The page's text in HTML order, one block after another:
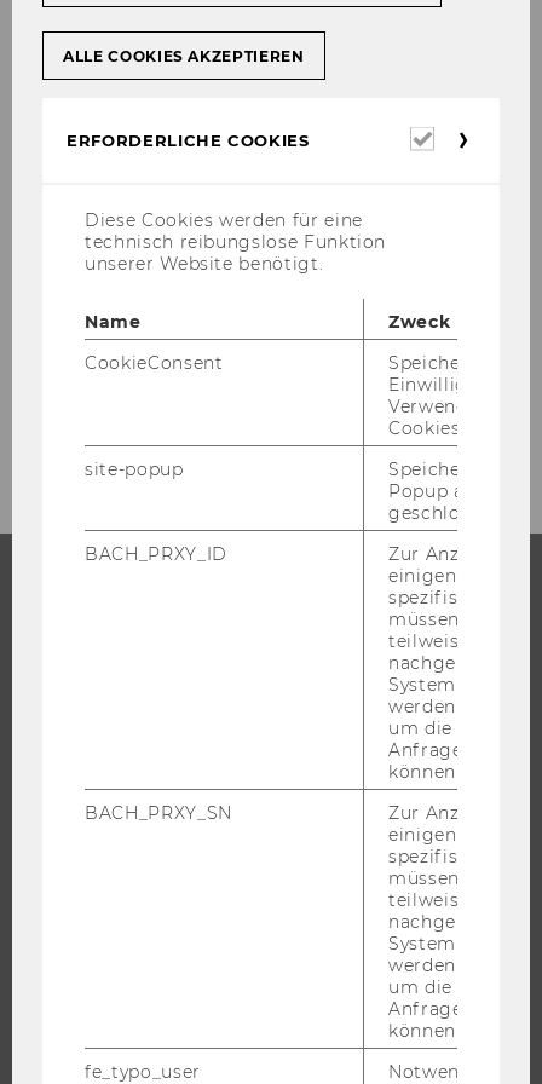
ex­pen­ditu­res and pay­roll dis­tri­bu­ti­on be­ne­fi­
ting more than one di­rect cost cen­ter are char­
ged in­iti­al­ly to an in­di­rect cost for sub­se­quent
For the pur­po­se of cost al­lo­ca­ti­on, cost ele­
an­cy. All of these ele­ments are in­clu­ded in rate
de­ter­mi­na­ti­on.
me.htm(8.1.2002), URL]
EXECUTIVE EDUCATION
INTERNATIONALE UND INCOMING EXCHANGE STUDIERENDE
ANGEBOTE FÜR SCHULEN UND STUDIENINTERESSIERTE
ALLE COOKIES AKZEPTIEREN
ERFORDERLICHE COOKIES
Diese Cookies werden für eine
technisch reibungslose Funktion
unserer Website benötigt.
Name
Zweck
CookieConsent
Speichert Ihre
Einwilligung zur
Verwendung von
Cookies.
site-popup
Speichert ob ein
Popup
geschlossen
BACH_PRXY_ID
Zur Anzeige von
einigen WU-
spezifischen
müssen
teilweise von
nachgelagerten
System
werden.
um die Antwort
Anfrage
können.
BACH_PRXY_SN
Zur Anzeige von
einigen WU-
spezifischen
müssen
teilweise von
nachgelagerten
System
werden.
um die Antwort
Anfrage
können.
fe_typo_user
Notwendig für